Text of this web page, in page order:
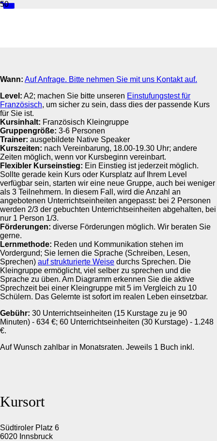
Wann: Auf Anfrage. Bitte nehmen Sie mit uns Kontakt auf.
Level: A2; machen Sie bitte unseren Einstufungstest für
Französisch, um sicher zu sein, dass dies der passende Kurs
für Sie ist.
Kursinhalt: Französisch Kleingruppe
Gruppengröße: 3-6 Personen
Trainer: ausgebildete Native Speaker
Kurszeiten: nach Vereinbarung, 18.00-19.30 Uhr; andere
Zeiten möglich, wenn vor Kursbeginn vereinbart.
Flexibler Kurseinstieg: Ein Einstieg ist jederzeit möglich.
Sollte gerade kein Kurs oder Kursplatz auf Ihrem Level
verfügbar sein, starten wir eine neue Gruppe, auch bei weniger
als 3 Teilnehmern. In diesem Fall, wird die Anzahl an
angebotenen Unterrichtseinheiten angepasst: bei 2 Personen
werden 2/3 der gebuchten Unterrichtseinheiten abgehalten, bei
nur 1 Person 1/3.
Förderungen: diverse Förderungen möglich. Wir beraten Sie
gerne.
Lernmethode: Reden und Kommunikation stehen im
Vordergund; Sie lernen die Sprache (Schreiben, Lesen,
Sprechen) auf strukturierte Weise durchs Sprechen. Die
Kleingruppe ermöglicht, viel selber zu sprechen und die
Sprache zu üben. Am Diagramm erkennen Sie die aktive
Sprechzeit bei einer Kleingruppe mit 5 im Vergleich zu 10
Schülern. Das Gelernte ist sofort im realen Leben einsetzbar.
Gebühr: 30 Unterrichtseinheiten (15 Kurstage zu je 90
Minuten) - 634 €; 60 Unterrichtseinheiten (30 Kurstage) - 1.248
€.
Auf Wunsch zahlbar in Monatsraten. Jeweils 1 Buch inkl.
Kursort
Südtiroler Platz 6
6020 Innsbruck